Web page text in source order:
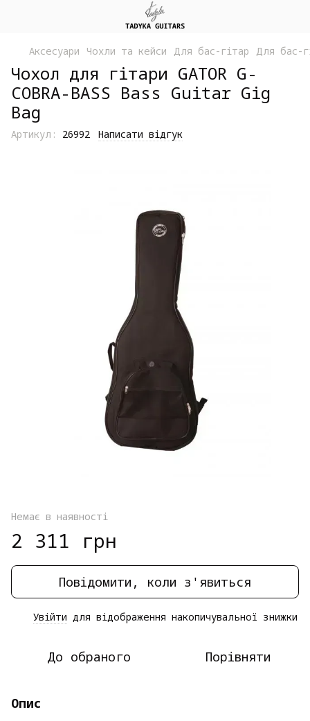
Аксесуари Чохли та кейси Для бас-гітар Для бас-
Чохол для гітари GATOR G-
COBRA-BASS Bass Guitar Gig
Bag
Артикул: 26992 Написати відгук
Немає в наявності
2 311 грн
Повідомити, коли з'явиться
Увійти для відображення накопичувальної знижки
До обраного Порівняти
Опис